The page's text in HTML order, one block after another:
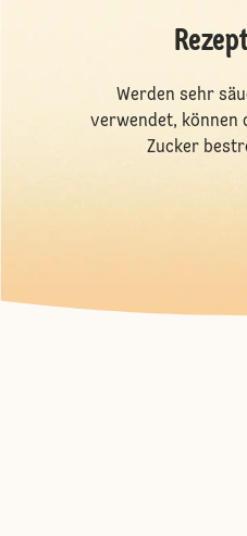
Werden sehr
verwendet, können
Zucker